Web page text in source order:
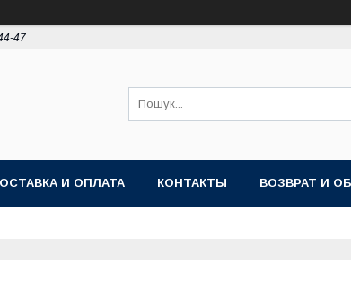
47
И ОПЛАТА КОНТАКТЫ ВОЗВРАТ И